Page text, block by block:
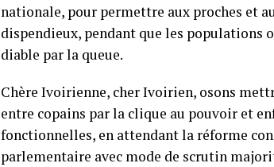
nationale, pour permettre aux proches et
dispendieux, pendant que les
diable par la queue.
Chère Ivoirienne, cher Ivoirien, osons
entre copains par la clique au pouvoir et
fonctionnelles, en attendant la réforme
parlementaire avec mode de scrutin